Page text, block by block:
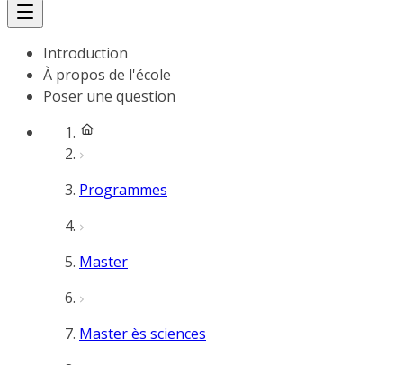
Introduction
À propos de l'école
Poser une question
Programmes
Master
Master ès sciences